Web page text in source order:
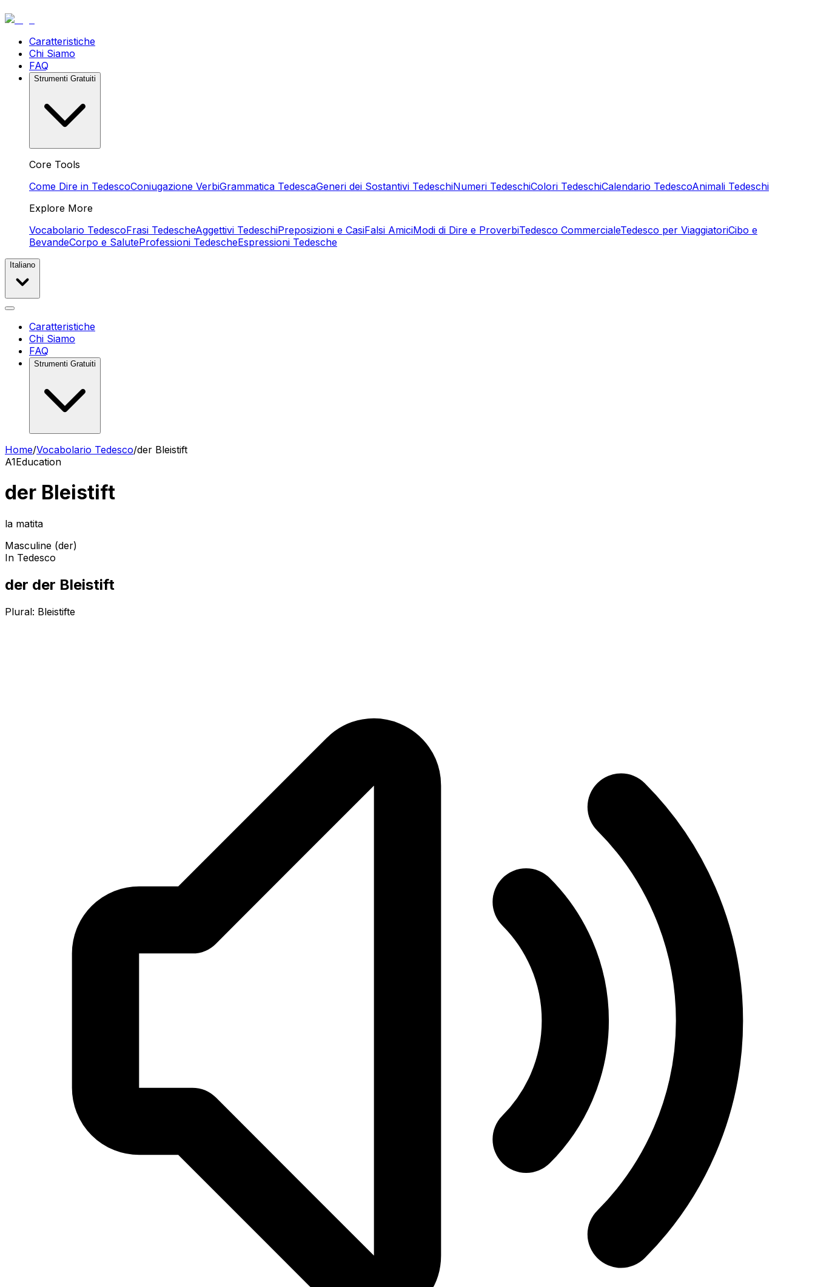
Caratteristiche
Chi Siamo
FAQ
Strumenti Gratuiti
Core Tools
Come Dire in TedescoConiugazione VerbiGrammatica TedescaGeneri dei Sostantivi TedeschiNumeri TedeschiColori TedeschiCalendario TedescoAnimali Tedeschi
Explore More
Vocabolario TedescoFrasi TedescheAggettivi TedeschiPreposizioni e CasiFalsi AmiciModi di Dire e ProverbiTedesco CommercialeTedesco per ViaggiatoriCibo e
BevandeCorpo e SaluteProfessioni TedescheEspressioni Tedesche
Italiano
Caratteristiche
Chi Siamo
FAQ
Strumenti Gratuiti
Home/Vocabolario Tedesco/der Bleistift
A1Education
der Bleistift
la matita
Masculine (der)
In Tedesco
der der Bleistift
Plural: Bleistifte